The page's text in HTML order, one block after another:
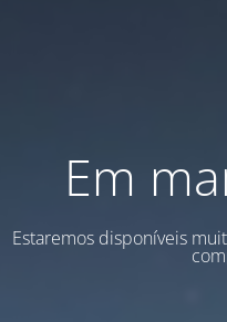
Em
Estaremos disponíveis